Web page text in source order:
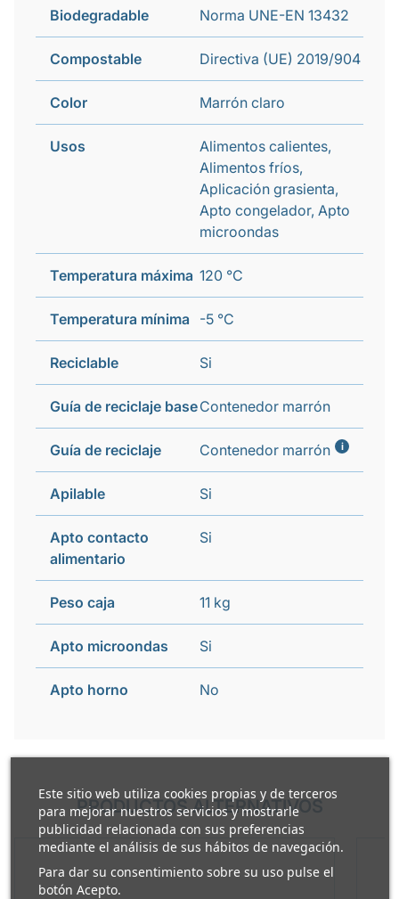
Este sitio web utiliza cookies propias y de terceros
para mejorar nuestros servicios y mostrarle
publicidad relacionada con sus preferencias
mediante el análisis de sus hábitos de navegación.
Para dar su consentimiento sobre su uso pulse el
botón Acepto.
Biodegradable Norma UNE-EN 13432
Compostable Directiva (UE) 2019/904
Color Marrón claro
Usos
Alimentos calientes,
Alimentos fríos,
Aplicación grasienta,
Apto congelador, Apto
microondas
Temperatura máxima 120 °C
Temperatura mínima -5 °C
Reciclable Si
Guía de reciclaje baseContenedor marrón
Guía de reciclaje Contenedor marrón i
Apilable Si
Apto contacto
alimentario
Si
Peso caja 11 kg
Apto microondas Si
Apto horno No
PRODUCTOS ALTERNATIVOS